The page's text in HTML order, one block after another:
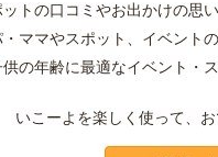
トの口コミやお出かけの思
ママやスポット、イベント
供の年齢に最適なイベント・
いこーよを楽しく使って、